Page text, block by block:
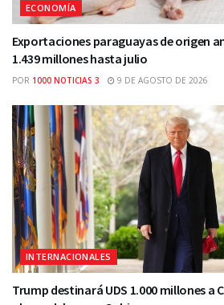
ECONOMÍA
Exportaciones paraguayas de origen
1.439 millones hasta julio
POR 1000 NOTICIAS 3 9 DE AGOSTO DE 2026
INTERNACIONALES
Trump destinará UDS 1.000 millones